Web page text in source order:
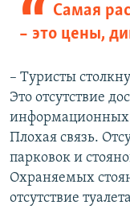
Самая
– это цены,
– Туристы
Это отсутствие
информационных
Плохая связь.
парковок и
Охраняемых
отсутствие